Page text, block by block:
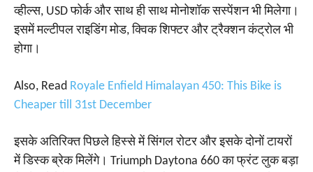
व्हील्स, USD फोर्क और साथ ही साथ मोनोशॉक सस्पेंशन भी मिलेगा।
इसमें मल्टीपल राइडिंग मोड, क्विक शिफ्टर और ट्रैक्शन कंट्रोल भी
होगा।
Also, Read Royale Enfield Himalayan 450: This Bike is
Cheaper till 31st December
इसके अतिरिक्त पिछले हिस्से में सिंगल रोटर और इसके दोनों टायरों
में डिस्क ब्रेक मिलेंगे। Triumph Daytona 660 का फ्रंट लुक बड़ा